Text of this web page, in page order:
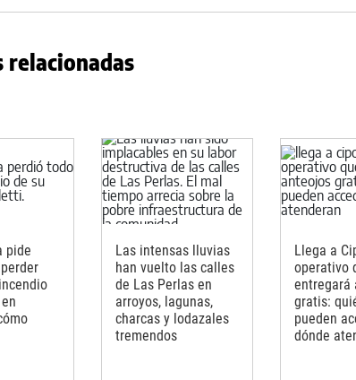
relacionadas
pide
Las intensas lluvias
han vuelto las calles
de Las Perlas en
arroyos, lagunas,
charcas y lodazales
tremendos
Llega a
operativo
entregará
gratis:
pueden
dónde